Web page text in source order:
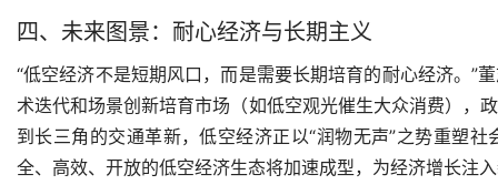
四、未来图景：耐心经济与长期主义
“低空经济不是短期风口，而是需要长期培育的耐心经济。”
术迭代和场景创新培育市场（如低空观光催生大众消费），
到长三角的交通革新，低空经济正以“润物无声”之势重塑
全、高效、开放的低空经济生态将加速成型，为经济增长注